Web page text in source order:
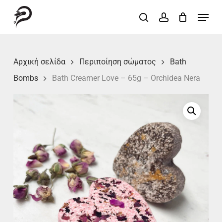
searchaccount
Menu
Αρχική σελίδα Περιποίηση σώματος
Bath
Bombs
Bath Creamer Love – 65g – Orchidea Nera